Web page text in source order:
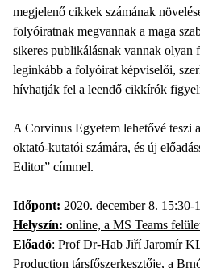
megjelenő cikkek számának
folyóiratnak megvannak a maga
sikeres publikálásnak vannak olyan
leginkább a folyóirat képviselői,
hívhatják fel a leendő cikkírók
A Corvinus Egyetem lehetővé teszi
oktató-kutatói számára, és új
Editor” címmel.
Időpont: 2020. december 8. 15:30-
Helyszín: online, a MS Teams
Előadó: Prof Dr-Hab Jiří Jaromír
Production társfőszerkesztője, a